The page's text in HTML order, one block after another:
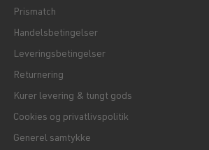
Prismatch
Handelsbetingelser
Leveringsbetingelser
Returnering
Kurer levering & tungt gods
Cookies og privatlivspolitik
Generel samtykke